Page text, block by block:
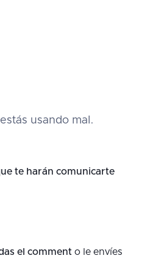
usando mal.
te harán comunicarte
el comment o le envíes